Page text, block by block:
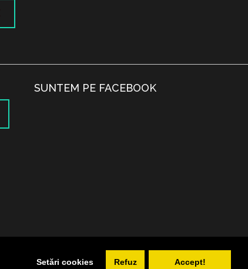
Setări cookies Refuz Accept!
SUNTEM PE FACEBOOK